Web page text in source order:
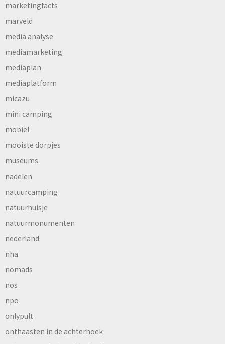
marketingfacts
marveld
media analyse
mediamarketing
mediaplan
mediaplatform
micazu
mini camping
mobiel
mooiste dorpjes
museums
nadelen
natuurcamping
natuurhuisje
natuurmonumenten
nederland
nha
nomads
nos
npo
onlypult
onthaasten in de achterhoek